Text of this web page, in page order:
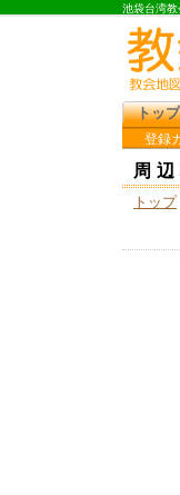
池袋台湾教
トップ
登録
周
トップ